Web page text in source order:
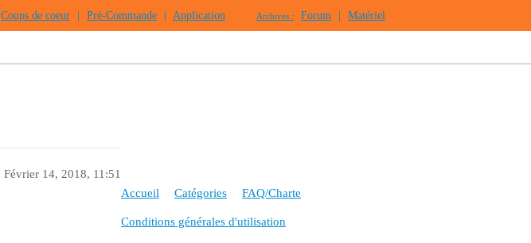
Coups de coeur Pré-Commande Application Archives : Forum Matériel
Février 14, 2018, 11:51
Accueil Catégories FAQ/Charte
Conditions générales d'utilisation